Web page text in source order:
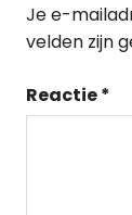
Je e-
velden zijn
Reactie*